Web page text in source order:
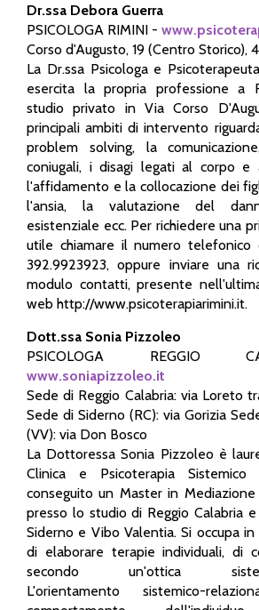
Dr.ssa Debora Guerra
PSICOLOGA RIMINI -
Corso d'Augusto, 19 (Centro Storico),
La Dr.ssa Psicologa e
esercita la propria professione a
studio privato in Via Corso
principali ambiti di intervento
problem solving, la
coniugali, i disagi legati al corpo e
l'affidamento e la collocazione dei
l'ansia, la valutazione del
esistenziale ecc. Per richiedere una
utile chiamare il numero telefonico
392.9923923, oppure inviare una
modulo contatti, presente
web http://www.psicoterapiarimini.it.
Dott.ssa Sonia Pizzoleo
PSICOLOGA REGGIO
www.soniapizzoleo.it
Sede di Reggio Calabria: via Loreto
Sede di Siderno (RC): via Gorizia
(VV): via Don Bosco
La Dottoressa Sonia Pizzoleo è
Clinica e Psicoterapia Sistemico
conseguito un Master in Mediazione
presso lo studio di Reggio Calabria
Siderno e Vibo Valentia. Si occupa
di elaborare terapie individuali, di
secondo un'ottica
L'orientamento sistemico-